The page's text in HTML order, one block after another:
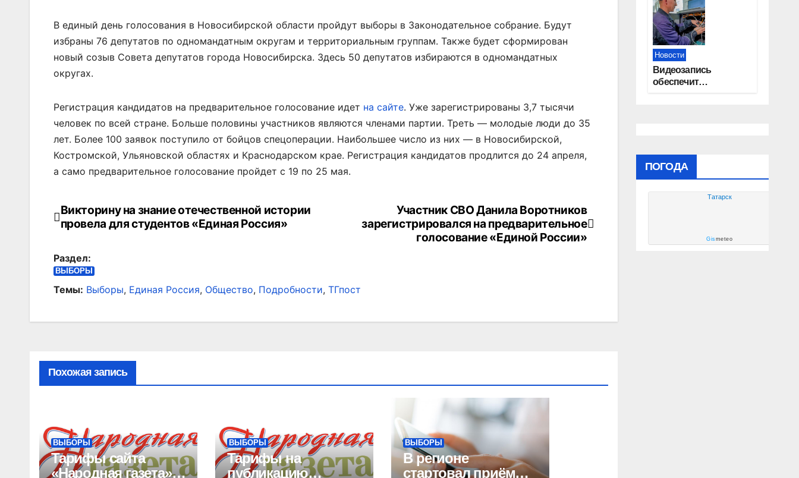
В единый день голосования в Новосибирской области пройдут выборы в Законодательное собрание. Будут
избраны 76 депутатов по одномандатным округам и территориальным группам. Также будет сформирован
новый созыв Совета депутатов города Новосибирска. Здесь 50 депутатов избираются в одномандатных
округах.
Регистрация кандидатов на предварительное голосование идет на сайте. Уже зарегистрированы 3,7 тысячи
человек по всей стране. Больше половины участников являются членами партии. Треть — молодые люди до 35
лет. Более 100 заявок поступило от бойцов спецоперации. Наибольшее число из них — в Новосибирской,
Костромской, Ульяновской областях и Краснодарском крае. Регистрация кандидатов продлится до 24 апреля,
а само предварительное голосование пройдет с 19 по 25 мая.
Навигация
записям
Участник СВО Данила Воротников
зарегистрировался на предварительное
голосование «Единой России»
Викторину на знание отечественной истории
провела для студентов «Единая Россия»
Раздел:
ВЫБОРЫ
Темы: Выборы, Единая Россия, Общество, Подробности, ТГпост
Похожая запись
ВЫБОРЫ
Тарифы сайта
«Народная газета»
ВЫБОРЫ
Тарифы на
публикацию
ВЫБОРЫ
В регионе
стартовал приём
Новости
Видеозапись
обеспечит
ПОГОДА
Татарск
Gismeteo